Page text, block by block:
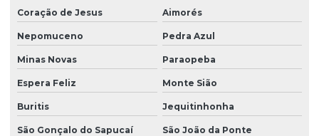
Coração de Jesus Aimorés
Nepomuceno Pedra Azul
Minas Novas Paraopeba
Espera Feliz Monte Sião
Buritis Jequitinhonha
São Gonçalo do Sapucaí São João da Ponte